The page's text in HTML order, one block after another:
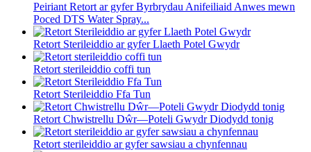
Peiriant Retort ar gyfer Byrbrydau Anifeiliaid Anwes mewn
Poced DTS Water Spray...
Retort Sterileiddio ar gyfer Llaeth Potel Gwydr
Retort sterileiddio coffi tun
Retort Sterileiddio Ffa Tun
Retort Chwistrellu Dŵr—Poteli Gwydr Diodydd tonig
Retort sterileiddio ar gyfer sawsiau a chynfennau